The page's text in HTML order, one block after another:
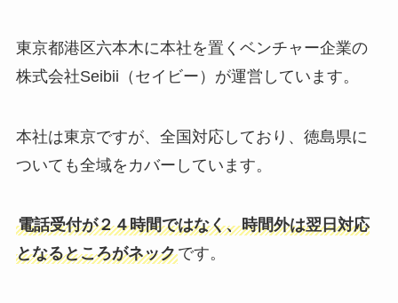
東京都港区六本木に本社を置くベンチャー企業の
株式会社Seibii（セイビー）が運営しています。
本社は東京ですが、全国対応しており、徳島県に
ついても全域をカバーしています。
電話受付が２４時間ではなく、時間外は翌日対応
となるところがネックです。